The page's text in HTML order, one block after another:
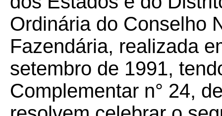
Ordinária do Conselho
Fazendária, realizada
setembro de 1991,
Complementar n° 24,